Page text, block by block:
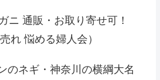
ニ 通販・お取り寄せ可！
れ 悩める婦人会）
のネギ・神奈川の横綱大名